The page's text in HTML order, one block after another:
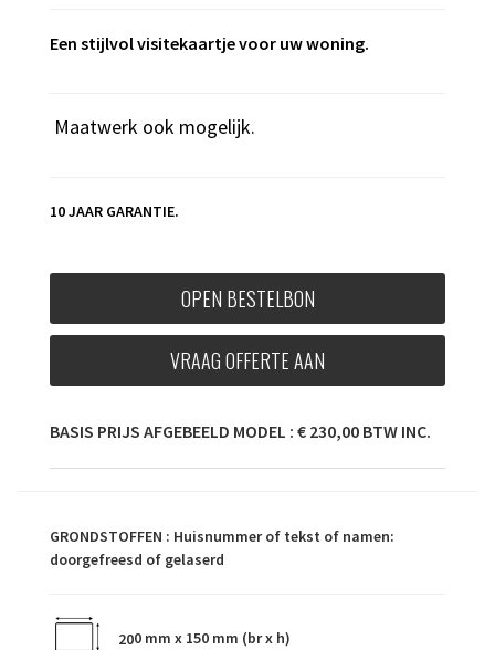
Een stijlvol visitekaartje voor uw woning.
Maatwerk ook mogelijk.
10 JAAR GARANTIE.
OPEN BESTELBON
VRAAG OFFERTE AAN
BASIS PRIJS AFGEBEELD MODEL : € 230,00 BTW INC.
GRONDSTOFFEN : Huisnummer of tekst of namen:
doorgefreesd of gelaserd
200 mm x 150 mm (br x h)